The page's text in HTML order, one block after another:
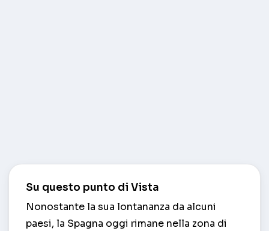
Su questo punto di Vista
Nonostante la sua lontananza da alcuni
paesi, la Spagna oggi rimane nella zona di